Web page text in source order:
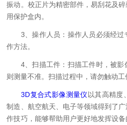
振动。校正片为精密部件，易刮花及
用保护盒内。
3、操作人员：操作人员必须经过
作方法。
4、扫描工件：扫描工件时，被影
则测量不准。扫描过程中，请勿触动工
3D复合式影像测量仪 以其高精度
制造、航空航天、电子等领域得到了
作技巧，能够帮助用户更好地发挥设